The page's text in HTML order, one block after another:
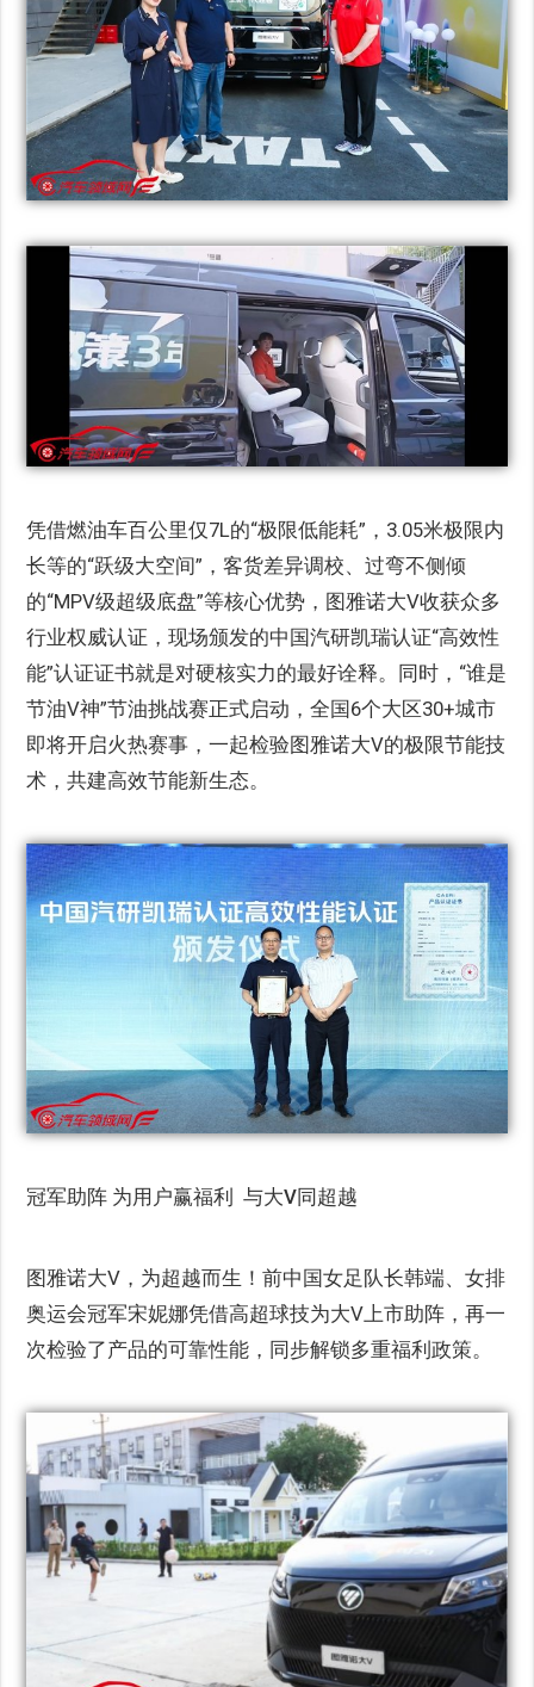
凭借燃油车百公里仅7L的“极限低能耗”，3.05米极限内
长等的“跃级大空间”，客货差异调校、过弯不侧倾
的“MPV级超级底盘”等核心优势，图雅诺大V收获众多
行业权威认证，现场颁发的中国汽研凯瑞认证“高效性
能”认证证书就是对硬核实力的最好诠释。同时，“谁是
节油V神”节油挑战赛正式启动，全国6个大区30+城市
即将开启火热赛事，一起检验图雅诺大V的极限节能技
术，共建高效节能新生态。
冠军助阵 为用户赢福利 与大V同超越
图雅诺大V，为超越而生！前中国女足队长韩端、女排
奥运会冠军宋妮娜凭借高超球技为大V上市助阵，再一
次检验了产品的可靠性能，同步解锁多重福利政策。